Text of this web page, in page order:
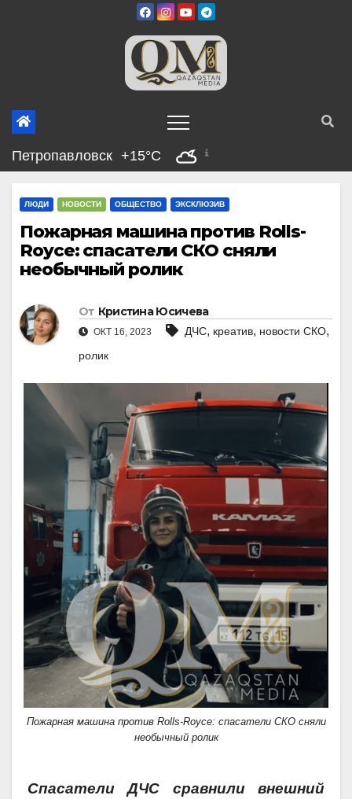
Петропавловск +15°C
ЛЮДИ НОВОСТИ ОБЩЕСТВО ЭКСКЛЮЗИВ
Пожарная машина против Rolls-
Royce: спасатели СКО сняли
необычный ролик
От Кристина Юсичева
ОКТ 16, 2023 ДЧС, креатив, новости СКО,
ролик
Пожарная машина против Rolls-Royce: спасатели СКО сняли
необычный ролик
Спасатели ДЧС сравнили внешний